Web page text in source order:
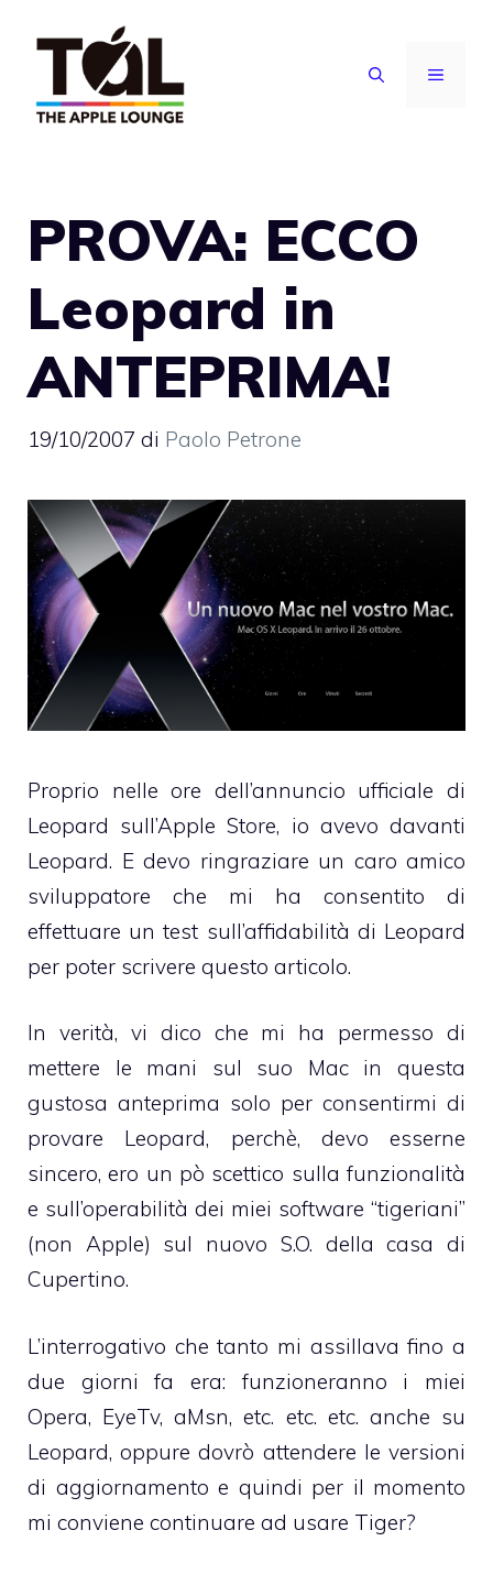
contenuto
MENU
PROVA: ECCO
Leopard in
ANTEPRIMA!
19/10/2007 di Paolo Petrone
Proprio nelle ore dell’annuncio ufficiale di
Leopard sull’Apple Store, io avevo davanti
Leopard. E devo ringraziare un caro amico
sviluppatore che mi ha consentito di
effettuare un test sull’affidabilità di Leopard
per poter scrivere questo articolo.
In verità, vi dico che mi ha permesso di
mettere le mani sul suo Mac in questa
gustosa anteprima solo per consentirmi di
provare Leopard, perchè, devo esserne
sincero, ero un pò scettico sulla funzionalità
e sull’operabilità dei miei software “tigeriani”
(non Apple) sul nuovo S.O. della casa di
Cupertino.
L’interrogativo che tanto mi assillava fino a
due giorni fa era: funzioneranno i miei
Opera, EyeTv, aMsn, etc. etc. etc. anche su
Leopard, oppure dovrò attendere le versioni
di aggiornamento e quindi per il momento
mi conviene continuare ad usare Tiger?